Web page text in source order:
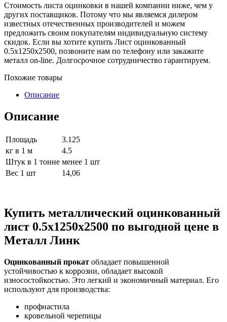
Стоимость листа оцинковки в нашей компании ниже, чем у
других поставщиков. Потому что мы являемся дилером
известных отечественных производителей и можем
предложить своим покупателям индивидуальную систему
скидок. Если вы хотите купить Лист оцинкованный
0.5х1250х2500, позвоните нам по телефону или закажите
металл on-line. Долгосрочное сотрудничество гарантируем.
Похожие товары
Описание
Описание
Площадь
3.125
кг в 1 м
4.5
Штук в 1 тонне менее 1 шт
Вес 1 шт
14,06
Купить металлический оцинкованный
лист 0.5х1250х2500 по выгодной цене в
Металл Линк
Оцинкованный прокат обладает повышенной
устойчивостью к коррозии, обладает высокой
износостойкостью. Это легкий и экономичный материал. Его
используют для производства:
профнастила
кровельной черепицы